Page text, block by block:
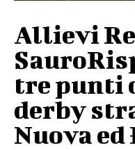
Allievi
tre punti
derby
Nuova ed